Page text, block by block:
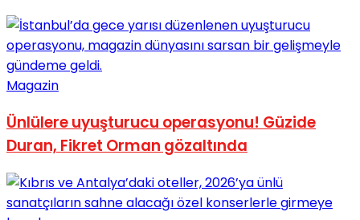
No Result
View All Result
Magazin
Ünlülere uyuşturucu operasyonu! Güzide
Duran, Fikret Orman gözaltında